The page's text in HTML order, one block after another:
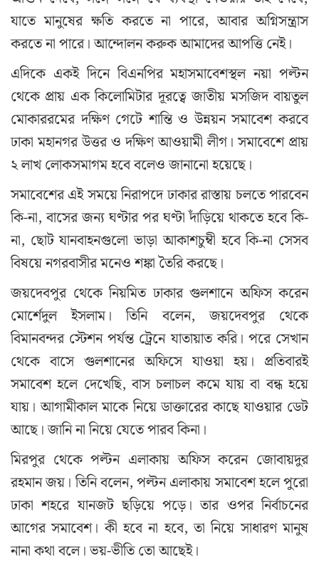
যাতে মানুষের ক্ষতি করতে না পারে, আবার অগ্নিসন্ত্রাস
করতে না পারে। আন্দোলন করুক আমাদের আপত্তি নেই।
এদিকে একই দিনে বিএনপির মহাসমাবেশস্থল নয়া পল্টন
থেকে প্রায় এক কিলোমিটার দূরত্বে জাতীয় মসজিদ বায়তুল
মোকাররমের দক্ষিণ গেটে শান্তি ও উন্নয়ন সমাবেশ করবে
ঢাকা মহানগর উত্তর ও দক্ষিণ আওয়ামী লীগ। সমাবেশে প্রায়
২ লাখ লোকসমাগম হবে বলেও জানানো হয়েছে।
সমাবেশের এই সময়ে নিরাপদে ঢাকার রাস্তায় চলতে পারবেন
কি-না, বাসের জন্য ঘণ্টার পর ঘণ্টা দাঁড়িয়ে থাকতে হবে কি-
না, ছোট যানবাহনগুলো ভাড়া আকাশচুম্বী হবে কি-না সেসব
বিষয়ে নগরবাসীর মনেও শঙ্কা তৈরি করছে।
জয়দেবপুর থেকে নিয়মিত ঢাকার গুলশানে অফিস করেন
মোর্শেদুল ইসলাম। তিনি বলেন, জয়দেবপুর থেকে
বিমানবন্দর স্টেশন পর্যন্ত ট্রেনে যাতায়াত করি। পরে সেখান
থেকে বাসে গুলশানের অফিসে যাওয়া হয়। প্রতিবারই
সমাবেশ হলে দেখেছি, বাস চলাচল কমে যায় বা বন্ধ হয়ে
যায়। আগামীকাল মাকে নিয়ে ডাক্তারের কাছে যাওয়ার ডেট
আছে। জানি না নিয়ে যেতে পারব কিনা।
মিরপুর থেকে পল্টন এলাকায় অফিস করেন জোবায়দুর
রহমান জয়। তিনি বলেন, পল্টন এলাকায় সমাবেশ হলে পুরো
ঢাকা শহরে যানজট ছড়িয়ে পড়ে। তার ওপর নির্বাচনের
আগের সমাবেশ। কী হবে না হবে, তা নিয়ে সাধারণ মানুষ
নানা কথা বলে। ভয়-ভীতি তো আছেই।